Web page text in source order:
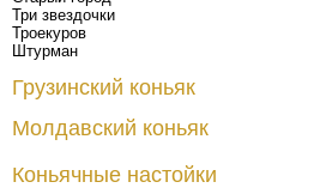
Три звездочки
Троекуров
Штурман
Грузинский коньяк
Молдавский коньяк
Коньячные настойки